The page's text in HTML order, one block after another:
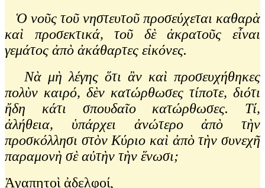
Ὁ νοῦς τοῦ νηστευτοῦ προσεύχεται καθαρὰ
καὶ προσεκτικά, τοῦ δὲ ἀκρατοῦς εἶναι
γεμάτος ἀπὸ ἀκάθαρτες εἰκόνες.
Νὰ μὴ λέγης ὅτι ἂν καὶ προσευχήθηκες
πολὺν καιρό, δὲν κατώρθωσες τίποτε, διότι
ἤδη κάτι σπουδαῖο κατώρθωσες. Τί,
ἀλήθεια, ὑπάρχει ἀνώτερο ἀπὸ τὴν
προσκόλλησι στὸν Κύριο καὶ ἀπὸ τὴν συνεχῆ
παραμονὴ σὲ αὐτὴν τὴν ἕνωσι;
Ἀγαπητοὶ ἀδελφοί,